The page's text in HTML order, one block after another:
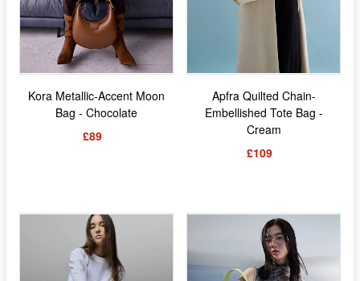
Kora Metallic-Accent Moon
Bag - Chocolate
£89
Apfra Quilted Chain-
Embellished Tote Bag -
Cream
£109